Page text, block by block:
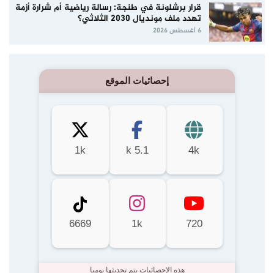
قرار برشلونة في طنجة: رسالة رياضية أم شرارة أزمة
تهدد ملف مونديال 2030 الثلاثي؟
6 أغسطس 2026
إحصائيات الموقع
4k
5.1 k
1k
720
1k
6669
هذه الإحصائيات يتم تحديثها يوميا